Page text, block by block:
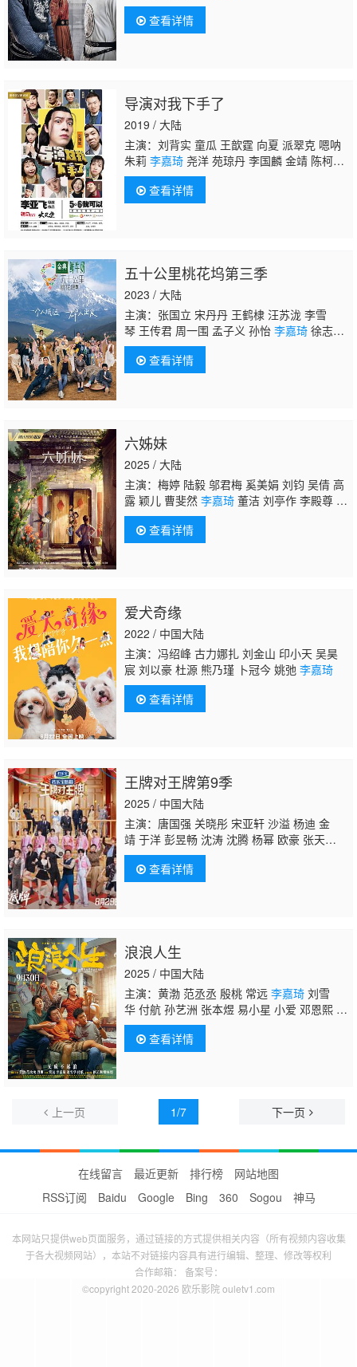
查看详情
导演对我下手了
2019 / 大陆
主演：刘背实 童瓜 王歆霆 向夏 派翠克 嗯呐
朱莉 李嘉琦尧洋 苑琼丹 李国麟 金靖 陈柯
宇 张猫
查看详情
五十公里桃花坞第三季
2023 / 大陆
主演：张国立 宋丹丹 王鹤棣 汪苏泷 李雪
琴 王传君 周一围 孟子义 孙怡 李嘉琦徐志
胜 鸟鸟 宋茜 江疏影 任敏 敖瑞鹏 汤晶媚
查看详情
六姊妹
2025 / 大陆
主演：梅婷 陆毅 邬君梅 奚美娟 刘钧 吴倩 高
露 颖儿 曹斐然 李嘉琦董洁 刘亭作 李殿尊 崔
航 郭子凡
查看详情
爱犬奇缘
2022 / 中国大陆
主演：冯绍峰 古力娜扎 刘金山 印小天 吴昊
宸 刘以豪 杜源 熊乃瑾 卜冠今 姚弛 李嘉琦
查看详情
王牌对王牌第9季
2025 / 中国大陆
主演：唐国强 关晓彤 宋亚轩 沙溢 杨迪 金
靖 于洋 彭昱畅 沈涛 沈腾 杨幂 欧豪 张天
阳 蓝盈莹 张海宇 贾冰 李梦 李乃文 冯满 小沈
阳 马嘉祺 丁程鑫 刘耀文 张真源 严浩翔 贺峻
霖 黄渤 范丞丞 常远
查看详情
浪浪人生
2025 / 中国大陆
主演：黄渤 范丞丞 殷桃 常远 李嘉琦刘雪
华 付航 孙艺洲 张本煜 易小星 小爱 邓恩熙 李
治良 刘西蒙 郝瀚 杜梦涵 庄园
查看详情
上一页 1/7 下一页
在线留言 最近更新 排行榜
网站地图
RSS订阅
Baidu Google Bing 360 Sogou 神马
本网站只提供web页面服务，通过链接的方式提供相关内容（所有视频内容收集
于各大视频网站），本站不对链接内容具有进行编辑、整理、修改等权利
合作邮箱： 备案号：
©copyright 2020-2026 欧乐影院 ouletv1.com